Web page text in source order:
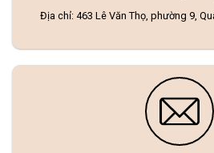
Địa chỉ: 463 Lê Văn Thọ, phường 9,